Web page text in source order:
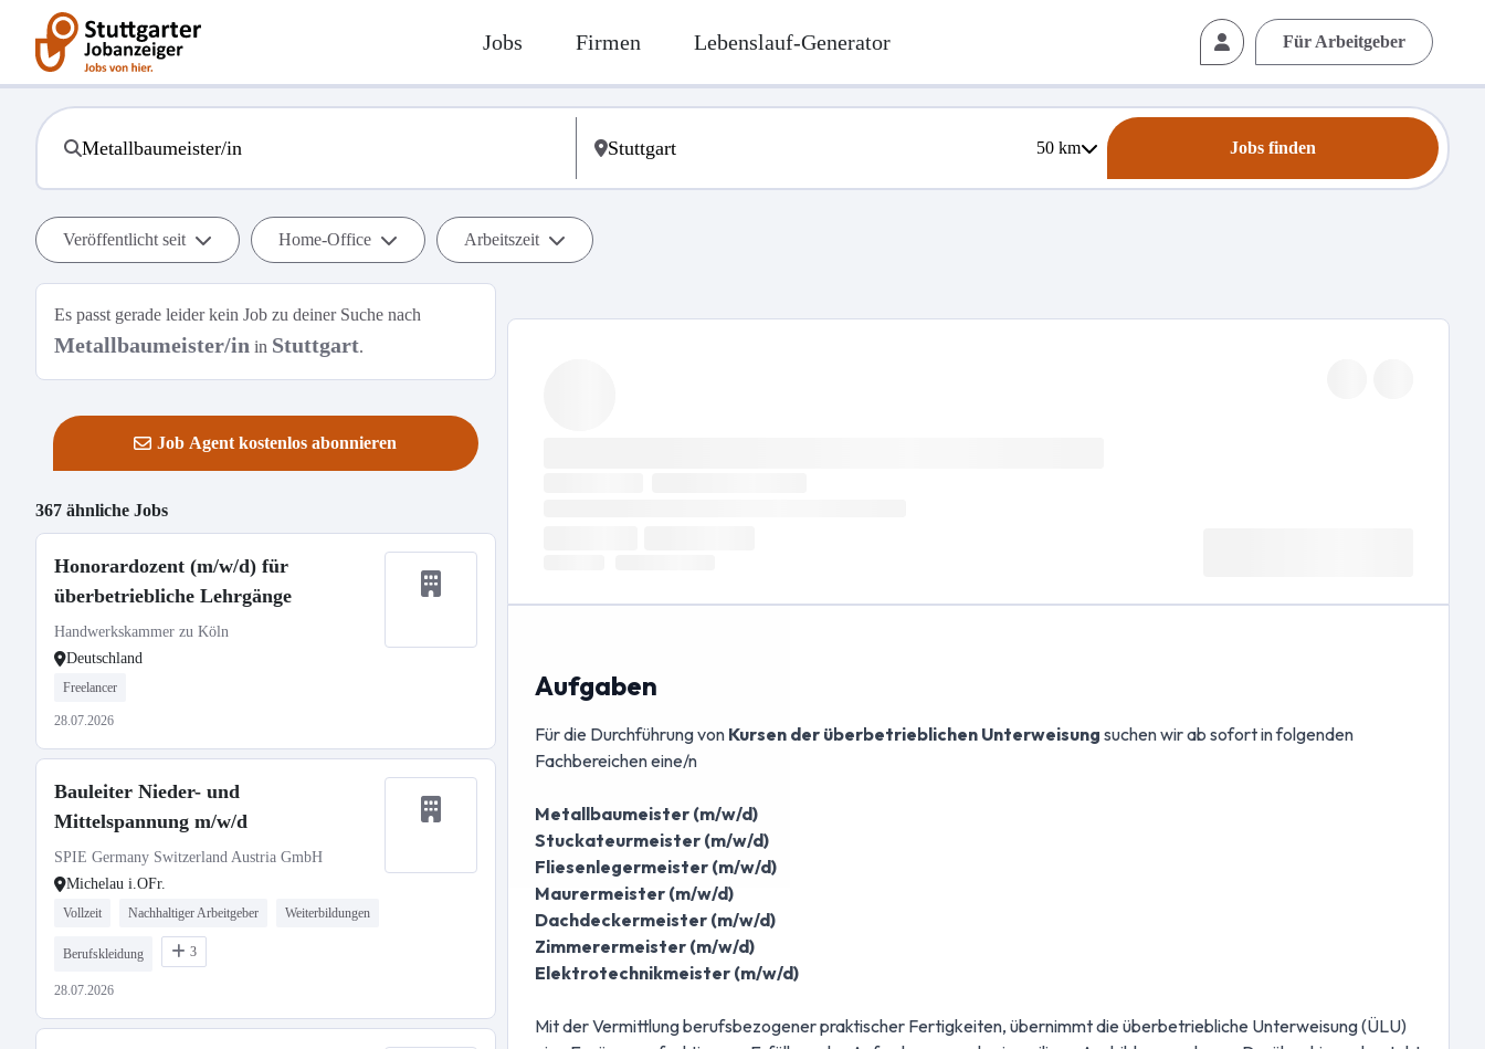
Jobs Firmen Lebenslauf-Generator Für Arbeitgeber
50km Jobs finden
Veröffentlicht seit Home-Office Arbeitszeit
Es passt gerade leider kein Job zu deiner Suche nach
Metallbaumeister/in in Stuttgart.
Job Agent kostenlos abonnieren
367 ähnliche Jobs
Honorardozent (m/w/d) für
überbetriebliche Lehrgänge
Handwerkskammer zu Köln
Deutschland
Freelancer
28.07.2026
Bauleiter Nieder- und
Mittelspannung m/w/d
SPIE Germany Switzerland Austria GmbH
Michelau i.OFr.
Vollzeit Nachhaltiger Arbeitgeber Weiterbildungen
Berufskleidung 3
28.07.2026